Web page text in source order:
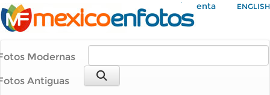
Mi Cuenta ENGLISH
Modernas
Antiguas